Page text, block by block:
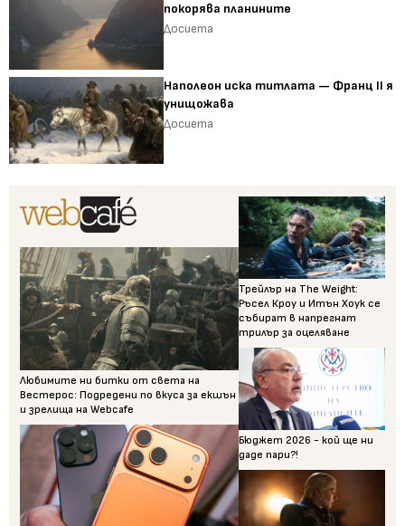
покорява планините
Досиета
Наполеон иска титлата — Франц II я
унищожава
Досиета
Любимите ни битки от света на
Вестерос: Подредени по вкуса за екшън
и зрелища на Webcafe
Трейлър на The Weight:
Ръсел Кроу и Итън Хоук се
събират в напрегнат
трилър за оцеляване
Бюджет 2026 - кой ще ни
даде пари?!